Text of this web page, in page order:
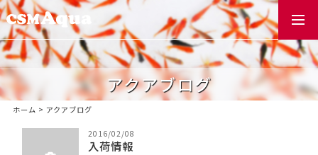
アクアブログ
ホーム > アクアブログ
2016/02/08
入荷情報